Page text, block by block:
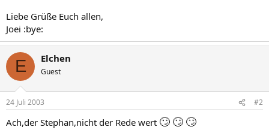
Liebe Grüße Euch allen,
Joei :bye:
E Elchen
Guest
24 Juli 2003 #2
Ach,der Stephan,nicht der Rede wert 🙄 🙄 🙄